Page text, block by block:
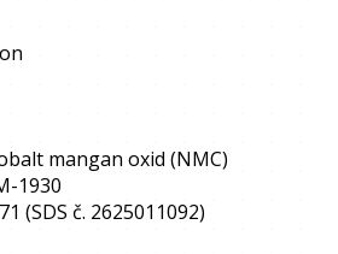
mangan oxid (NMC)
1930
(SDS č. 2625011092)